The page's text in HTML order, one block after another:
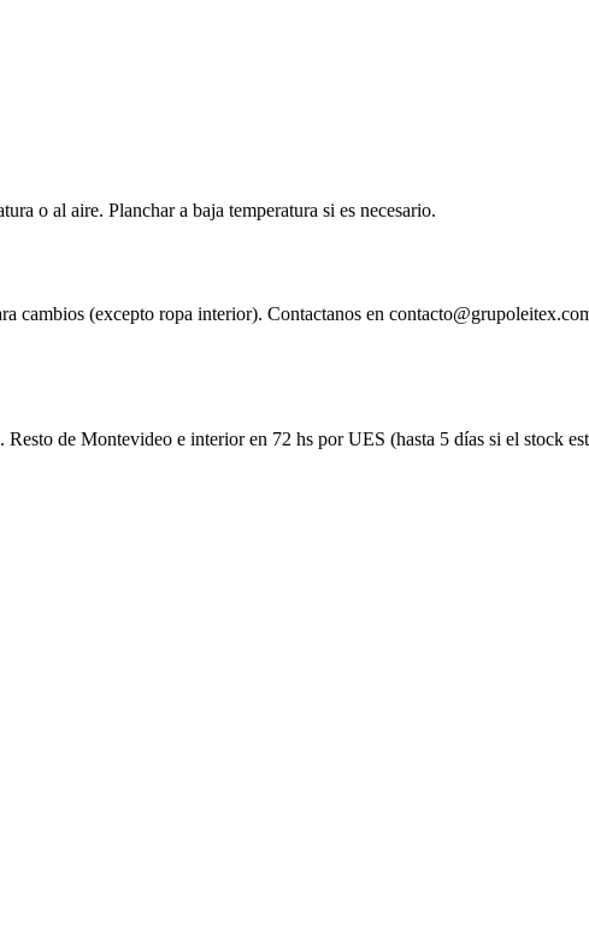
o al aire. Planchar a baja temperatura si es necesario.
cambios (excepto ropa interior). Contactanos en
de Montevideo e interior en 72 hs por UES (hasta 5 días si el stock